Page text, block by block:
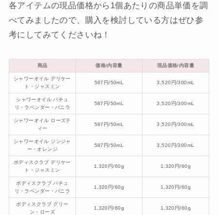
各アイテムの現品価格から1個あたりの商品単価を調
べてみましたので、購入を検討している方はぜひ参
考にしてみてくださいね！
商品 価格/内容量 現品価格/内容量
シャワーオイル デリケー
ト・ジャスミン
587円/50mL 3,520円/300mL
シャワーオイル パチュ
リ・ラベンダー・バニラ
587円/50mL 3,520円/300mL
シャワーオイル ローズテ
ィー
587円/50mL 3,520円/300mL
シャワーオイル ジンジャ
ー・オレンジ
587円/50mL 3,520円/300mL
ボディスクラブ デリケー
ト・ジャスミン
1,320円/60g 1,320円/60g
ボディスクラブ パチュ
リ・ラベンダー・バニラ
1,320円/60g 1,320円/60g
ボディスクラブ グリー
ン・ローズ
1,320円/60g 1,320円/60g